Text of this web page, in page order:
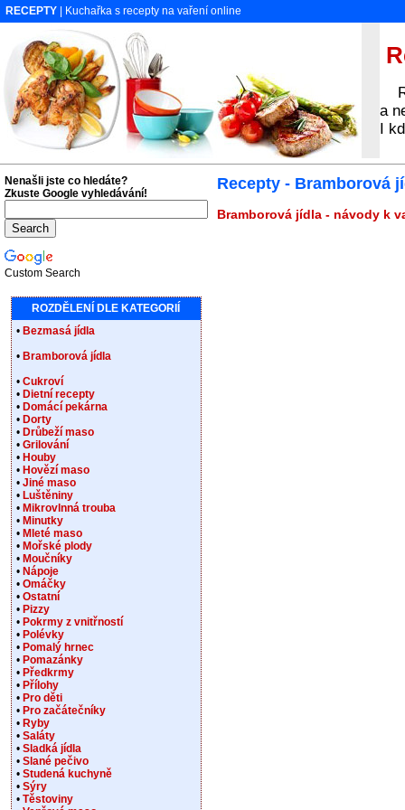
RECEPTY | Kuchařka s recepty na vaření online
a
I
Recepty - Bramborová
Bramborová jídla - návody k
Nenašli jste co hledáte?
Zkuste Google vyhledávání!
Custom Search
ROZDĚLENÍ DLE KATEGORIÍ
• Bezmasá jídla
• Bramborová jídla
• Cukroví
• Dietní recepty
• Domácí pekárna
• Dorty
• Drůbeží maso
• Grilování
• Houby
• Hovězí maso
• Jiné maso
• Luštěniny
• Mikrovlnná trouba
• Minutky
• Mleté maso
• Mořské plody
• Moučníky
• Nápoje
• Omáčky
• Ostatní
• Pizzy
• Pokrmy z vnitřností
• Polévky
• Pomalý hrnec
• Pomazánky
• Předkrmy
• Přílohy
• Pro děti
• Pro začátečníky
• Ryby
• Saláty
• Sladká jídla
• Slané pečivo
• Studená kuchyně
• Sýry
• Těstoviny